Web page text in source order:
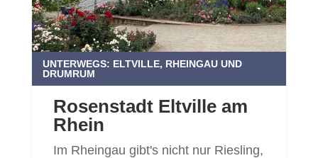
Rosenstadt Eltville am
Rhein
UNTERWEGS: ELTVILLE, RHEINGAU UND
DRUMRUM
Im Rheingau gibt's nicht nur Riesling,